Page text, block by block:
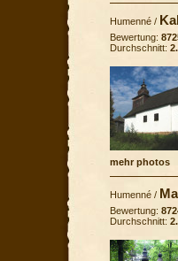
Humenné /
Bewertung:
Durchschnitt:
mehr photos
Humenné /
Bewertung:
Durchschnitt: